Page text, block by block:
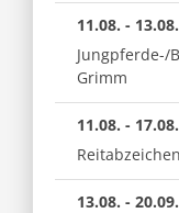
11.08. -
Jungpferde-/
Grimm
11.08. -
13.08. -